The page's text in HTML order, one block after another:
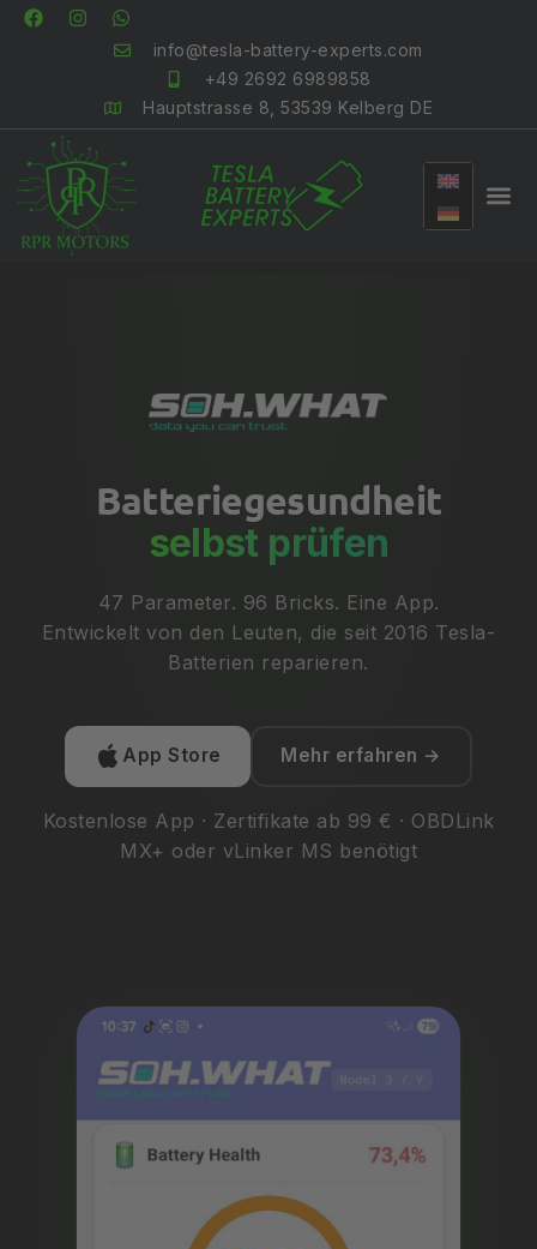
info@tesla-battery-experts.com
+49 2692 6989858
Hauptstrasse 8, 53539 Kelberg DE
Batteriegesundheit
selbst prüfen
47 Parameter. 96 Bricks. Eine App.
Entwickelt von den Leuten, die seit 2016 Tesla-
Batterien reparieren.
App Store Mehr erfahren →
Kostenlose App · Zertifikate ab 99 € · OBDLink
MX+ oder vLinker MS benötigt